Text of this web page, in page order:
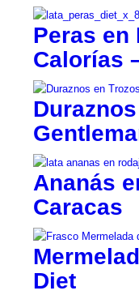
Peras en
Calorías
Ananás
Caracas
Diet